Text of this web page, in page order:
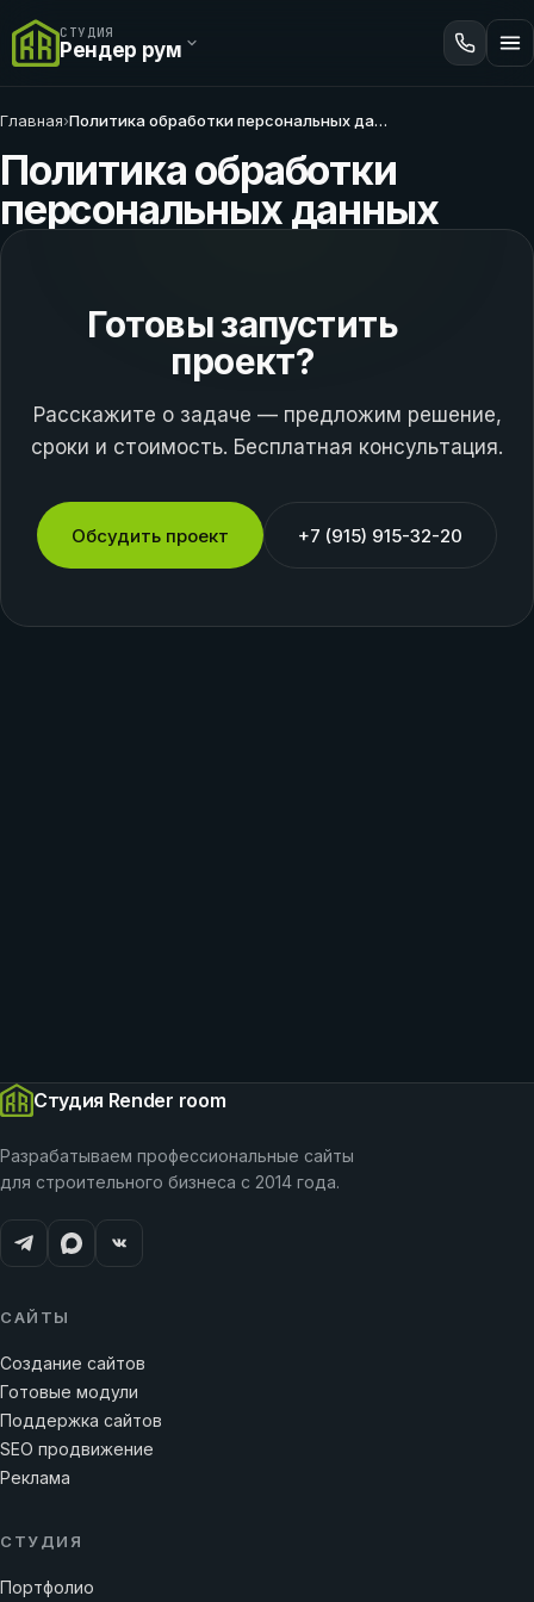
СТУДИЯ
Рендер рум
Главная› Политика обработки персональных данных
Политика обработки
персональных данных
Готовы запустить
проект?
Расскажите о задаче — предложим решение,
сроки и стоимость. Бесплатная консультация.
Обсудить проект +7 (915) 915-32-20
Студия Render room
Разрабатываем профессиональные сайты
для строительного бизнеса с 2014 года.
САЙТЫ
Создание сайтов
Готовые модули
Поддержка сайтов
SEO продвижение
Реклама
СТУДИЯ
Портфолио